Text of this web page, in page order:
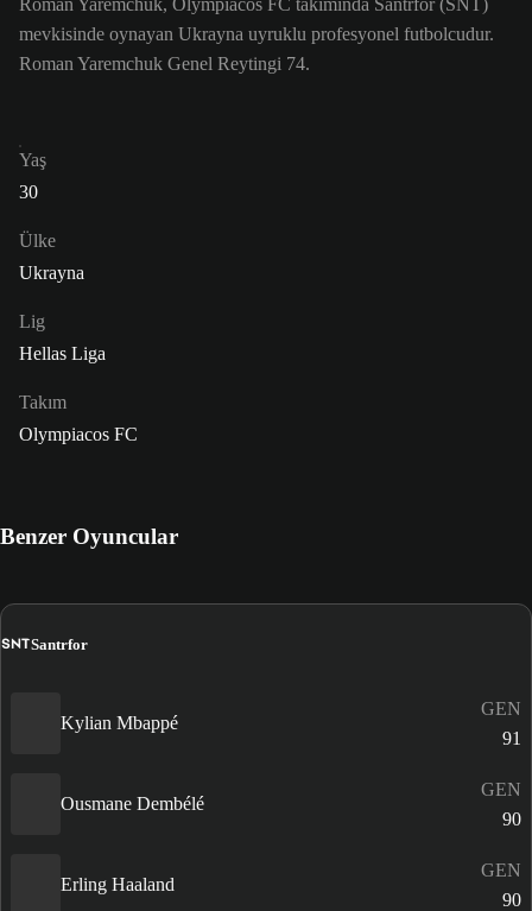
Roman Yaremchuk, Olympiacos FC takımında Santrfor (SNT)
mevkisinde oynayan Ukrayna uyruklu profesyonel futbolcudur.
Roman Yaremchuk Genel Reytingi 74.
Yaş
30
Ülke
Ukrayna
Lig
Hellas Liga
Takım
Olympiacos FC
Benzer Oyuncular
SNTSantrfor
Kylian Mbappé
GEN
91
Ousmane Dembélé
GEN
90
Erling Haaland
GEN
90